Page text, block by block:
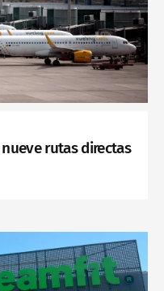
rutas directas